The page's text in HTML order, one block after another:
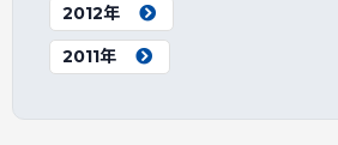
2012年
2011年